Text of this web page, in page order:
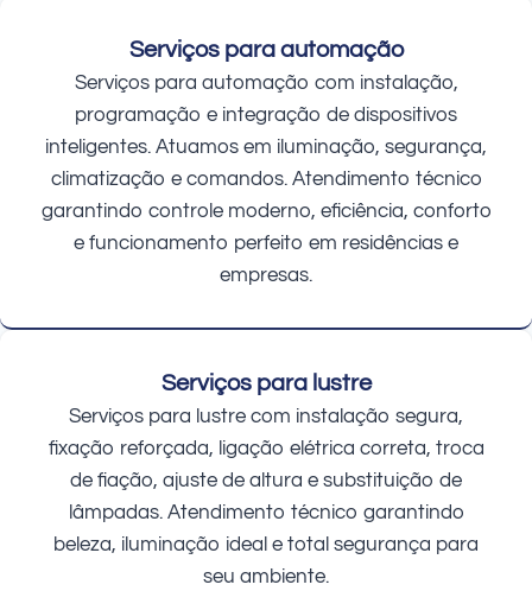
Serviços para automação
Serviços para automação com instalação,
programação e integração de dispositivos
inteligentes. Atuamos em iluminação, segurança,
climatização e comandos. Atendimento técnico
garantindo controle moderno, eficiência, conforto
e funcionamento perfeito em residências e
empresas.
Serviços para lustre
Serviços para lustre com instalação segura,
fixação reforçada, ligação elétrica correta, troca
de fiação, ajuste de altura e substituição de
lâmpadas. Atendimento técnico garantindo
beleza, iluminação ideal e total segurança para
seu ambiente.